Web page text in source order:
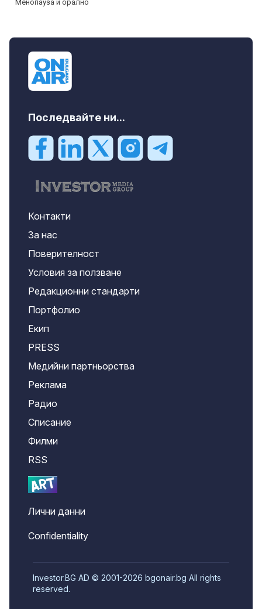
Последвайте ни...
Контакти
За нас
Поверителност
Условия за ползване
Редакционни стандарти
Портфолио
Екип
PRESS
Медийни партньорства
Реклама
Радио
Списание
Филми
RSS
Лични данни
Confidentiality
Investor.BG AD © 2001-2026 bgonair.bg All rights
reserved.